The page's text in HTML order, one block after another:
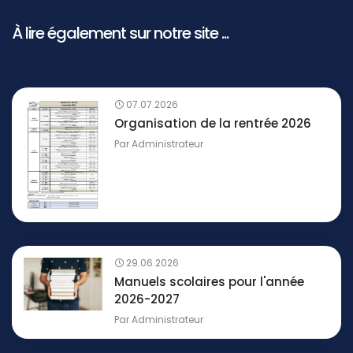
À lire également sur notre site ...
07.07.2026
Organisation de la rentrée 2026
ParAdministrateur
29.06.2026
Manuels scolaires pour l'année
2026-2027
ParAdministrateur